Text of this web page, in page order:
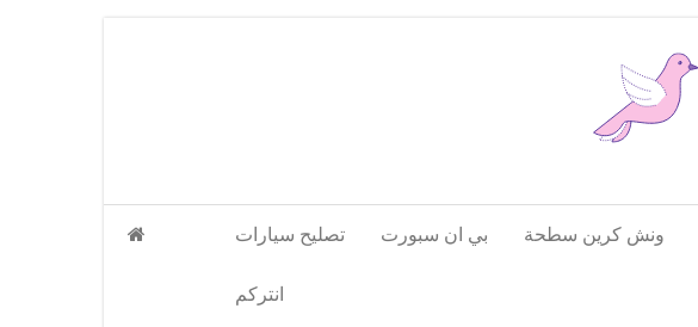
تصليح سيارات بي ان سبورت ونش كرين سطحة
انتركم